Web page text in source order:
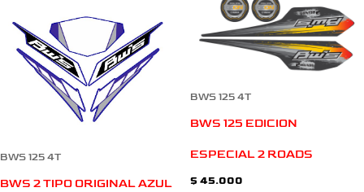
BWS 125 4T
BWS 2 TIPO ORIGINAL AZUL
BWS 125 4T
BWS 125 EDICION
ESPECIAL 2 ROADS
$ 45.000